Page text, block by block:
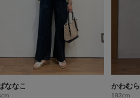
ななこ かわむら
183cm